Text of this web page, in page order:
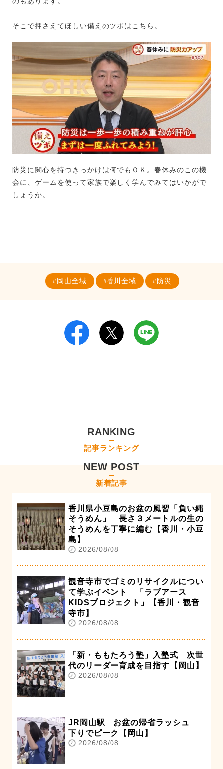
そこで押さえてほしい備えのツボはこちら。
防災に関心を持つきっかけは何でもＯＫ。春休みのこの機
会に、ゲームを使って家族で楽しく学んでみてはいかがで
しょうか。
岡山全域 香川全域 防災
RANKING
記事ランキング
NEW POST
新着記事
香川県小豆島のお盆の風習「負い縄
そうめん」 長さ３メートルの生の
そうめんを丁寧に編む【香川・小豆
島】
2026/08/08
観音寺市でゴミのリサイクルについ
て学ぶイベント 「ラブアース
KIDSプロジェクト」【香川・観音
寺市】
2026/08/08
「新・ももたろう塾」入塾式 次世
代のリーダー育成を目指す【岡山】
2026/08/08
JR岡山駅 お盆の帰省ラッシュ
下りでピーク【岡山】
2026/08/08